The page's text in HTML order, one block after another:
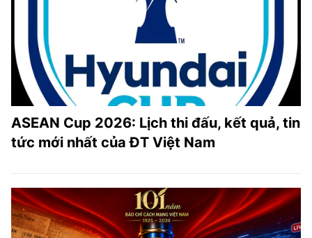
ASEAN Cup 2026: Lịch thi đấu, kết quả, tin
tức mới nhất của ĐT Việt Nam